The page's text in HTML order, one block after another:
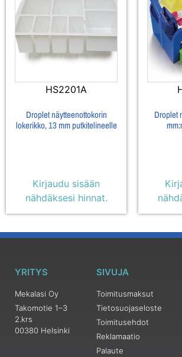
HS2201A
Droplet näytteenottokorin
lokerikko, 13 mm putkitelineelle
Kirjaudu sisään
nähdäksesi hinnat.
Droplet
YRITYS
Mekalasi Oy
Takomotie 1–3
2.krs
00380 Helsinki
SIVUJA
Toimitusmaksut
Tietosuojaseloste
Toimitusehdot
Reklamaatio
Palaute